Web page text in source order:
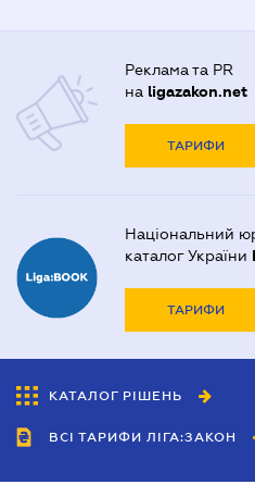
Реклама та PR
на ligazakon.net
ТАРИФИ
Національний
каталог України
ТАРИФИ
КАТАЛОГ РІШЕНЬ
ВСІ ТАРИФИ ЛІГА:ЗАКОН